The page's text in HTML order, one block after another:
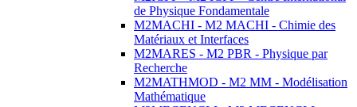
de Physique Fondamentale
M2MACHI - M2 MACHI - Chimie des
Matériaux et Interfaces
M2MARES - M2 PBR - Physique par
Recherche
M2MATHMOD - M2 MM - Modélisation
Mathématique